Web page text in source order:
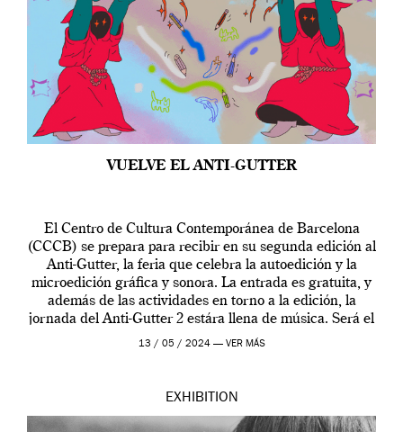
VUELVE EL ANTI-GUTTER
El Centro de Cultura Contemporánea de Barcelona
(CCCB) se prepara para recibir en su segunda edición al
Anti-Gutter, la feria que celebra la autoedición y la
microedición gráfica y sonora. La entrada es gratuita, y
además de las actividades en torno a la edición, la
jornada del Anti-Gutter 2 estára llena de música. Será el
[…]
13 / 05 / 2024 — VER MÁS
EXHIBITION